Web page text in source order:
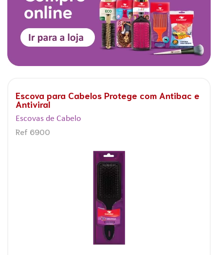
Escova para Cabelos Protege com Antibac e
Antiviral
Escovas de Cabelo
Ref 6900